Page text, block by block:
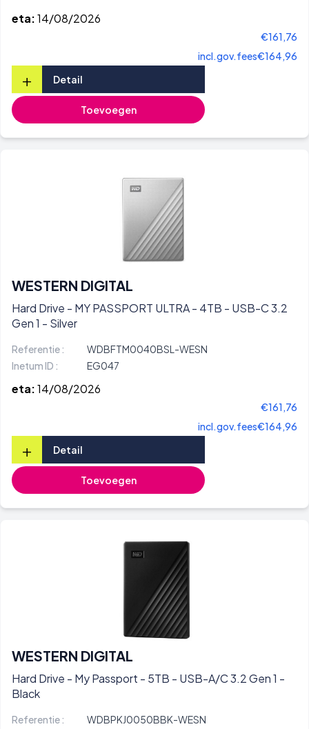
eta:14/08/2026
€161,76
incl.gov.fees€164,96
+ Detail
Toevoegen
WESTERN DIGITAL
Hard Drive - MY PASSPORT ULTRA - 4TB - USB-C 3.2
Gen 1 - Silver
Referentie :
WDBFTM0040BSL-WESN
Inetum ID :
EG047
eta:14/08/2026
€161,76
incl.gov.fees€164,96
+ Detail
Toevoegen
WESTERN DIGITAL
Hard Drive - My Passport - 5TB - USB-A/C 3.2 Gen 1 -
Black
Referentie :
WDBPKJ0050BBK-WESN